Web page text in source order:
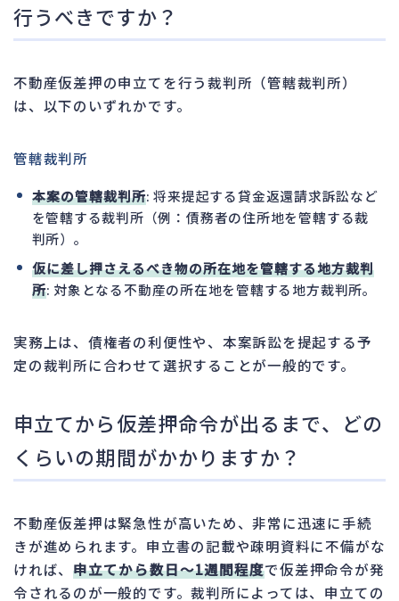
行うべきですか？
不動産仮差押の申立てを行う裁判所（管轄裁判所）
は、以下のいずれかです。
管轄裁判所
本案の管轄裁判所: 将来提起する貸金返還請求訴訟など
を管轄する裁判所（例：債務者の住所地を管轄する裁
判所）。
仮に差し押さえるべき物の所在地を管轄する地方裁判
所: 対象となる不動産の所在地を管轄する地方裁判所。
実務上は、債権者の利便性や、本案訴訟を提起する予
定の裁判所に合わせて選択することが一般的です。
申立てから仮差押命令が出るまで、どの
くらいの期間がかかりますか？
不動産仮差押は緊急性が高いため、非常に迅速に手続
きが進められます。申立書の記載や疎明資料に不備がな
ければ、申立てから数日～1週間程度で仮差押命令が発
令されるのが一般的です。裁判所によっては、申立ての